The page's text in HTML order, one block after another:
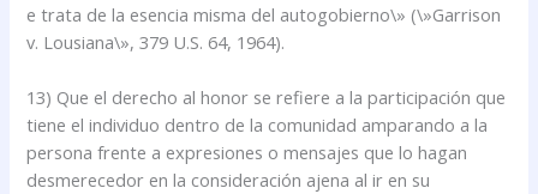
e trata de la esencia misma del autogobierno\» (\»Garrison
v. Lousiana\», 379 U.S. 64, 1964).
13) Que el derecho al honor se refiere a la participación que
tiene el individuo dentro de la comunidad amparando a la
persona frente a expresiones o mensajes que lo hagan
desmerecedor en la consideración ajena al ir en su